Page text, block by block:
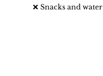
❌ Snacks and water